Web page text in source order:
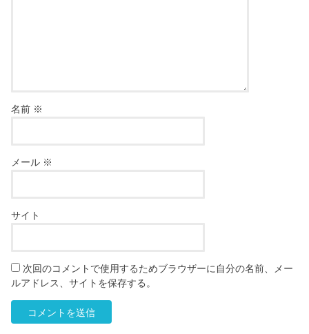
名前 ※
メール ※
サイト
次回のコメントで使用するためブラウザーに自分の名前、メー
ルアドレス、サイトを保存する。